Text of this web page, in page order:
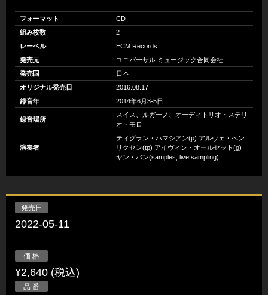
フォーマット
CD
組み枚数
2
レーベル
ECM Records
発売元
ユニバーサル ミュージック合同会社
発売国
日本
オリジナル発売日
2016.08.17
録音年
2014年6月3-5日
録音場所
スイス、ルガーノ、オーディトリオ・ステリ
オ・モロ
演奏者
ティグラン・ハマシアン(p) アルヴェ・ヘン
リクセン(tp) アイヴィン・オールセット(g)
ヤン・バン(samples, live sampling)
発売日
2022-05-11
価 格
¥2,640 (税込)
品 番